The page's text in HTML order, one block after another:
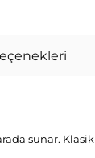
sunar.